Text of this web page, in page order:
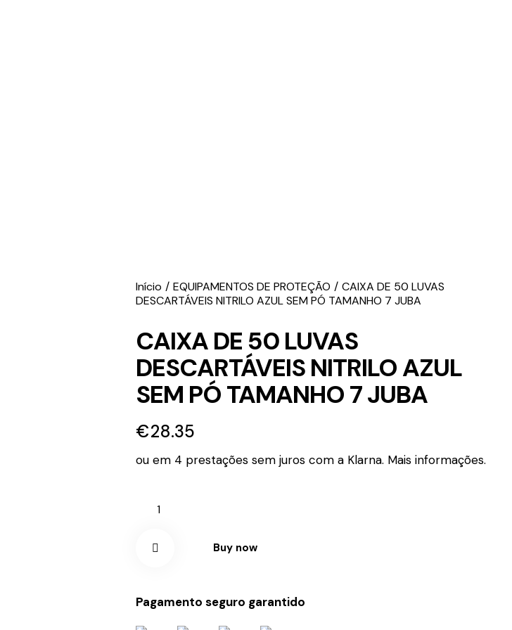
Início EQUIPAMENTOS DE PROTEÇÃO
CAIXA DE 50 LUVAS
DESCARTÁVEIS NITRILO AZUL SEM PÓ TAMANHO 7 JUBA
CAIXA DE 50 LUVAS
DESCARTÁVEIS NITRILO AZUL
SEM PÓ TAMANHO 7 JUBA
€28.35
ou em 4 prestações sem juros com a Klarna. Mais informações.
LUVAS
DESCARTÁVEIS
Buy now
e from
Pagamento seguro garantido